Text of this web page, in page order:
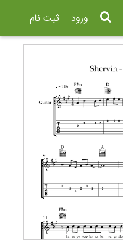
ثبت نام ورود